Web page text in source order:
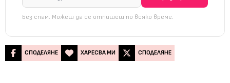
Без спам. Можеш да се отпишеш по всяко време.
СПОДЕЛЯНЕ ХАРЕСВА МИ СПОДЕЛЯНЕ